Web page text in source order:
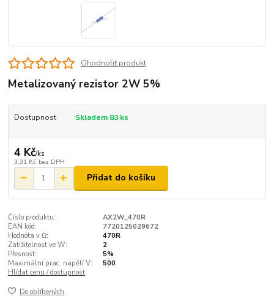
Ohodnotit produkt
Metalizovaný rezistor 2W 5%
Dostupnost Skladem 83 ks
4 Kč/ks
3,31 Kč bez DPH
Přidat do košíku
Číslo produktu:
AX2W_470R
EAN kód:
7720125029672
Hodnota v Ω:
470R
Zatižitelnost ve W:
2
Přesnost:
5%
Maximální prac. napětí V:
500
Hlídat cenu / dostupnost
Do oblíbených